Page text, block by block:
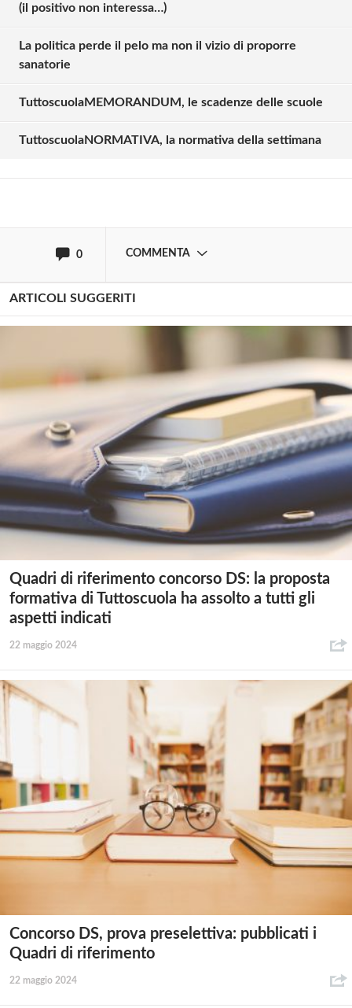
(il positivo non interessa…)
La politica perde il pelo ma non il vizio di proporre
sanatorie
TuttoscuolaMEMORANDUM, le scadenze delle scuole
TuttoscuolaNORMATIVA, la normativa della settimana
0 COMMENTA
commentare!
Effettua il Login o Registrati
ARTICOLI SUGGERITI
Quadri di riferimento concorso DS: la proposta
formativa di Tuttoscuola ha assolto a tutti gli
aspetti indicati
22 maggio 2024
Concorso DS, prova preselettiva: pubblicati i
Quadri di riferimento
22 maggio 2024